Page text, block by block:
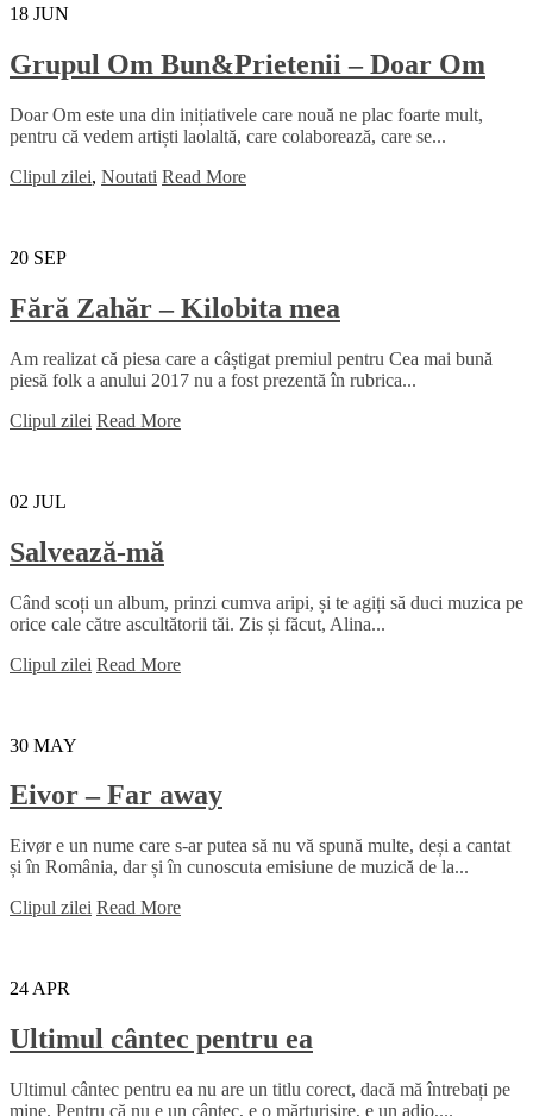
18 JUN
Grupul Om Bun&Prietenii – Doar Om
Doar Om este una din inițiativele care nouă ne plac foarte mult,
pentru că vedem artiști laolaltă, care colaborează, care se...
Clipul zilei, Noutati Read More
20 SEP
Fără Zahăr – Kilobita mea
Am realizat că piesa care a câștigat premiul pentru Cea mai bună
piesă folk a anului 2017 nu a fost prezentă în rubrica...
Clipul zilei Read More
02 JUL
Salvează-mă
Când scoți un album, prinzi cumva aripi, și te agiți să duci muzica pe
orice cale către ascultătorii tăi. Zis și făcut, Alina...
Clipul zilei Read More
30 MAY
Eivor – Far away
Eivør e un nume care s-ar putea să nu vă spună multe, deși a cantat
și în România, dar și în cunoscuta emisiune de muzică de la...
Clipul zilei Read More
24 APR
Ultimul cântec pentru ea
Ultimul cântec pentru ea nu are un titlu corect, dacă mă întrebați pe
mine. Pentru că nu e un cântec, e o mărturisire, e un adio,...